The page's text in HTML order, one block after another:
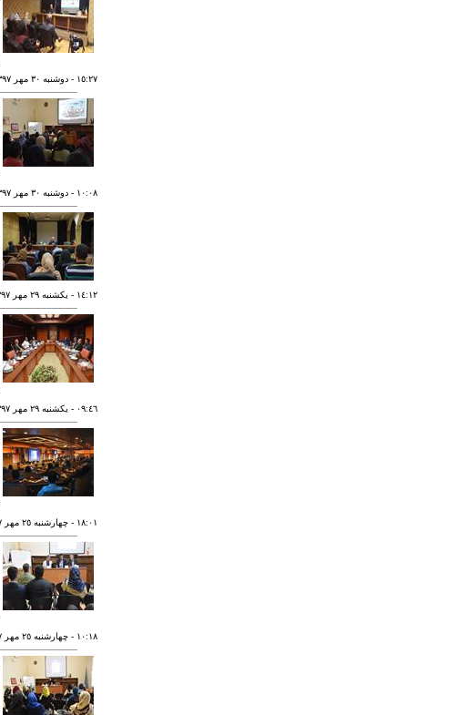
١٥:٢٧ - دوشنبه ٣٠ مهر ١٣٩٧
١٠:٠٨ - دوشنبه ٣٠ مهر ١٣٩٧
١٤:١٢ - يکشنبه ٢٩ مهر ١٣٩٧
٠٩:٤٦ - يکشنبه ٢٩ مهر ١٣٩٧
١٨:٠١ - چهارشنبه ٢٥ مهر ١٣٩٧
١٠:١٨ - چهارشنبه ٢٥ مهر ١٣٩٧